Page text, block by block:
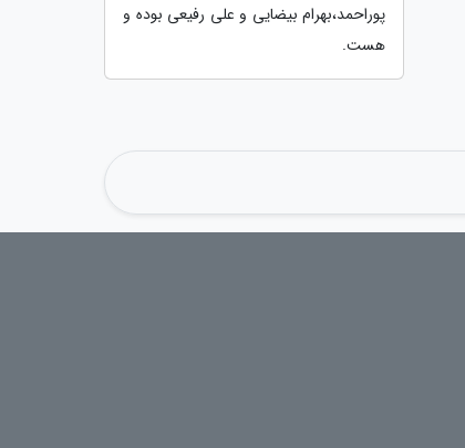
پوراحمد،بهرام بیضایی و علی رفیعی بوده و
هست.